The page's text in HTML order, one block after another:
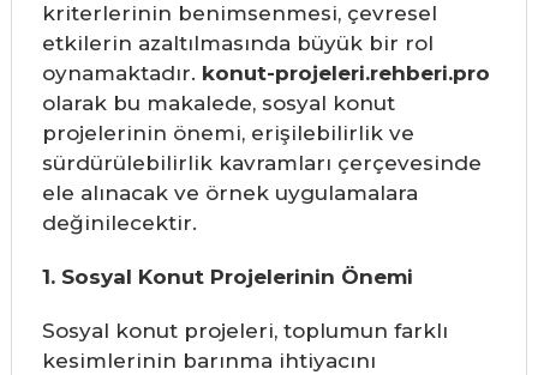
kriterlerinin benimsenmesi, çevresel
etkilerin azaltılmasında büyük bir rol
oynamaktadır. konut-projeleri.rehberi.pro
olarak bu makalede, sosyal konut
projelerinin önemi, erişilebilirlik ve
sürdürülebilirlik kavramları çerçevesinde
ele alınacak ve örnek uygulamalara
değinilecektir.
1. Sosyal Konut Projelerinin Önemi
Sosyal konut projeleri, toplumun farklı
kesimlerinin barınma ihtiyacını